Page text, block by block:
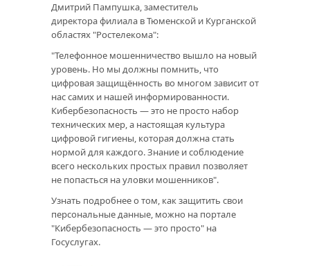
Дмитрий Пампушка, заместитель
директора филиала в Тюменской и Курганской
областях "Ростелекома":
"Телефонное мошенничество вышло на новый
уровень. Но мы должны помнить, что
цифровая защищённость во многом зависит от
нас самих и нашей информированности.
Кибербезопасность — это не просто набор
технических мер, а настоящая культура
цифровой гигиены, которая должна стать
нормой для каждого. Знание и соблюдение
всего нескольких простых правил позволяет
не попасться на уловки мошенников".
Узнать подробнее о том, как защитить свои
персональные данные, можно на портале
"Кибербезопасность — это просто" на
Госуслугах.